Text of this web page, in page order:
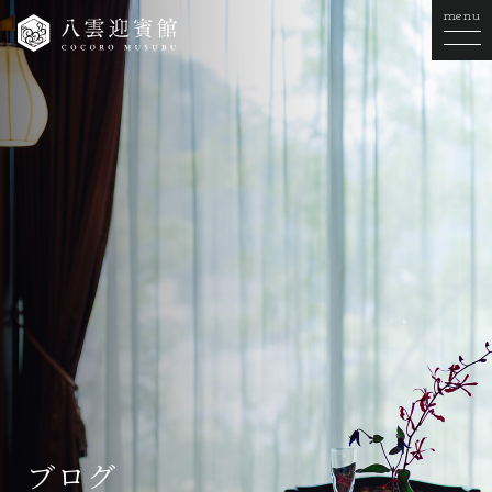
menu
ブログ